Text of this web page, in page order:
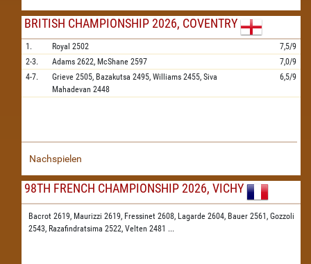
BRITISH CHAMPIONSHIP 2026, COVENTRY
1. Royal 2502
7,5/9
2-3.
Adams 2622, McShane 2597
7,0/9
4-7.
Grieve 2505, Bazakutsa 2495, Williams 2455, Siva
Mahadevan 2448
6,5/9
Nachspielen
98TH FRENCH CHAMPIONSHIP 2026, VICHY
Bacrot 2619, Maurizzi 2619, Fressinet 2608, Lagarde 2604, Bauer 2561, Gozzoli
2543, Razafindratsima 2522, Velten 2481 ...